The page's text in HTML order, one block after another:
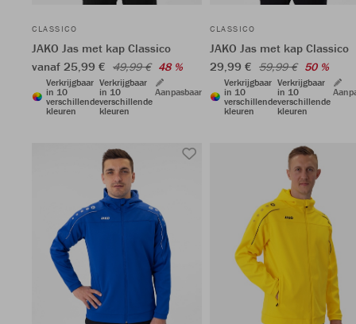
CLASSICO
JAKO Jas met kap Classico
vanaf 25,99 € 49,99 € 48 %
Verkrijgbaar
in 10
verschillende
kleuren
Verkrijgbaar
in 10
verschillende
kleuren
Aanpasbaar
CLASSICO
JAKO Jas met kap Classico
29,99 € 59,99 € 50 %
Verkrijgbaar
in 10
verschillende
kleuren
Verkrijgbaar
in 10
verschillende
kleuren